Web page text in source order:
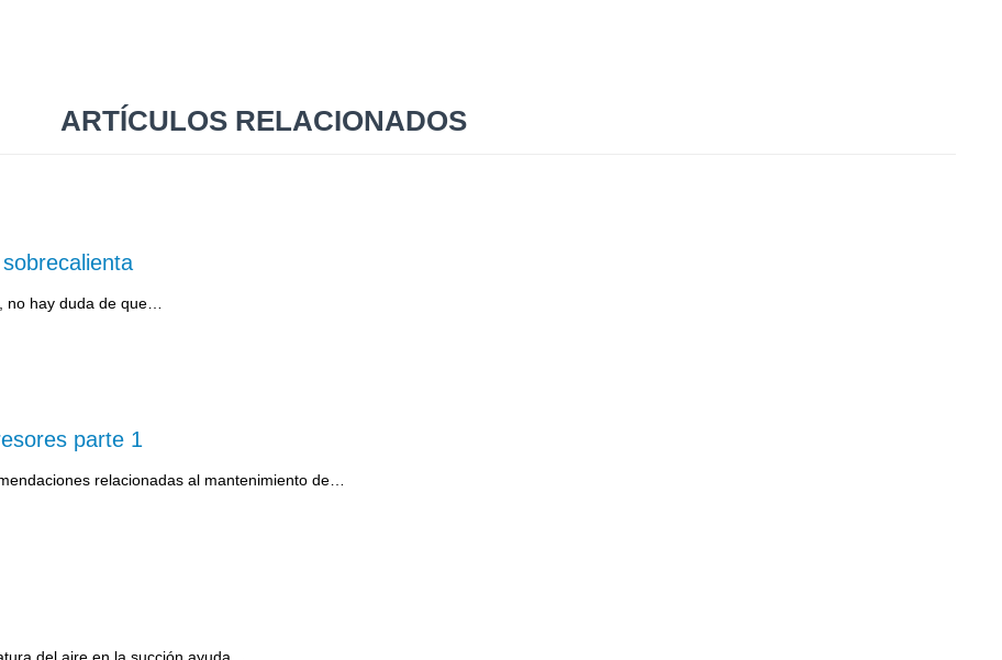
ARTÍCULOS RELACIONADOS
no hay duda de que…
parte 1
relacionadas al mantenimiento de…